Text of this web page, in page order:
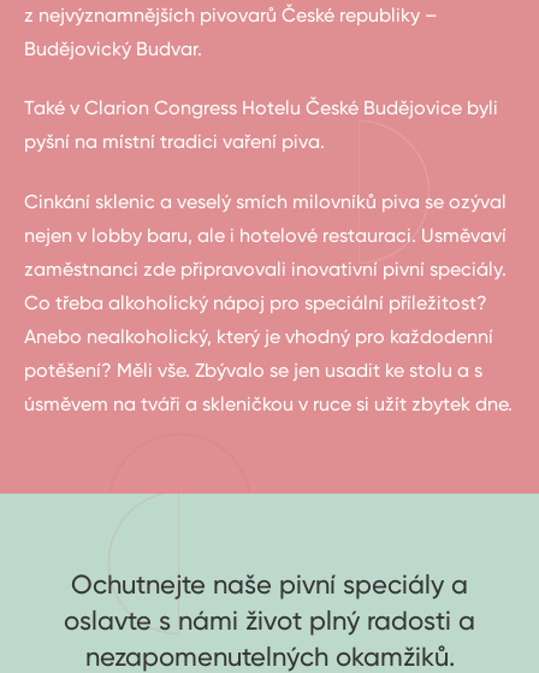
z nejvýznamnějších pivovarů České republiky –
Budějovický Budvar.
Také v Clarion Congress Hotelu České Budějovice byli
pyšní na místní tradici vaření piva.
Cinkání sklenic a veselý smích milovníků piva se ozýval
nejen v lobby baru, ale i hotelové restauraci. Usměvaví
zaměstnanci zde připravovali inovativní pivní speciály.
Co třeba alkoholický nápoj pro speciální příležitost?
Anebo nealkoholický, který je vhodný pro každodenní
potěšení? Měli vše. Zbývalo se jen usadit ke stolu a s
úsměvem na tváři a skleničkou v ruce si užít zbytek dne.
Ochutnejte naše pivní speciály a
oslavte s námi život plný radosti a
nezapomenutelných okamžiků.